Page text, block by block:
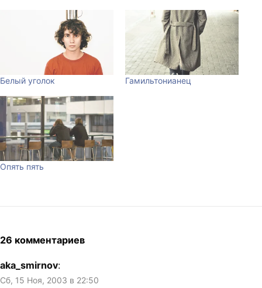
Белый уголок Гамильтонианец
Опять пять
26 комментариев
aka_smirnov:
Сб, 15 Ноя, 2003 в 22:50